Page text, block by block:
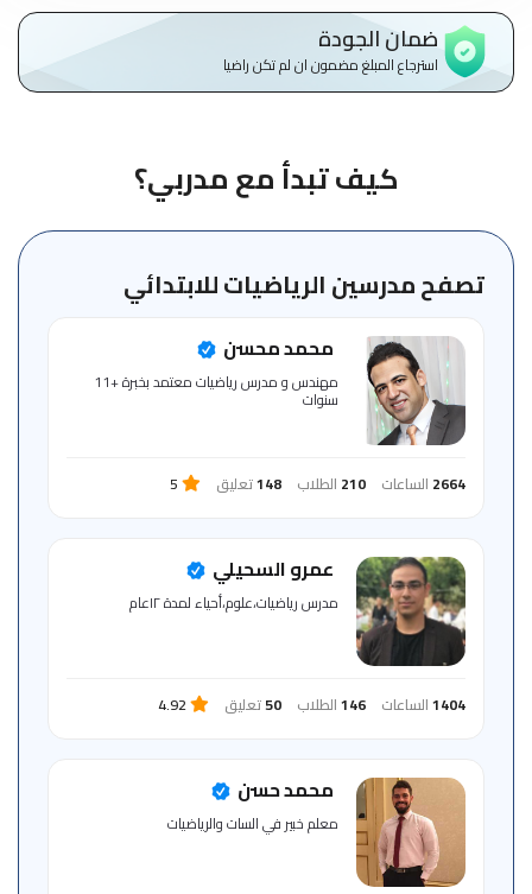
نحن
الشروط
والأحكام
الأساسية
للمنصة
الإرشادي
ضمان الجودة
استرجاع المبلغ مضمون ان لم تكن راضيا
كيف تبدأ مع مدربي؟
تصفح مدرسين الرياضيات للابتدائي
محمد محسن
مهندس و مدرس رياضيات معتمد بخبرة +11
سنوات
2664 الساعات 210 الطلاب 148تعليق 5
عمرو السحيلي
مدرس رياضيات،علوم،أحياء لمدة ١٢عام
1404الساعات 146الطلاب 50تعليق 4.92
محمد حسن
معلم خبير في السات والرياضيات